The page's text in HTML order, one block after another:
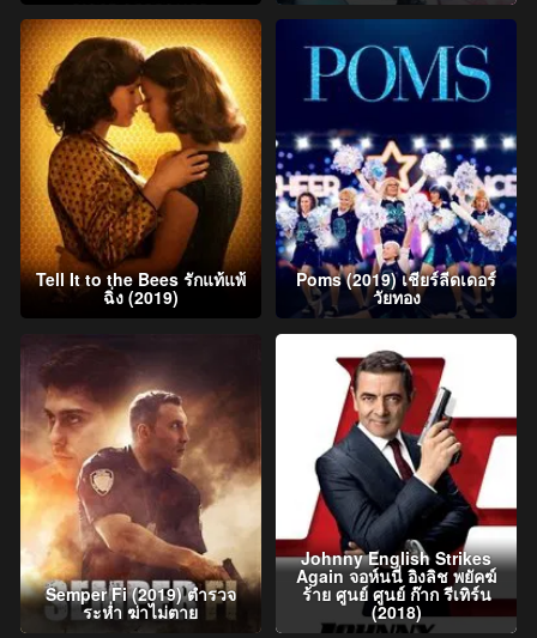
Tell It to the Bees รักแท้แพ้
ฉิ่ง (2019)
Poms (2019) เชียร์ลีดเดอร์
วัยทอง
Semper Fi (2019) ตำรวจ
ระห่ำ ฆ่าไม่ตาย
Johnny English Strikes
Again จอห์นนี่ อิงลิช พยัคฆ์
ร้าย ศูนย์ ศูนย์ ก๊าก รีเทิร์น
(2018)